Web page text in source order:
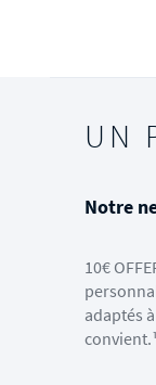
UN
Notre
10€
adaptés
convient.¹